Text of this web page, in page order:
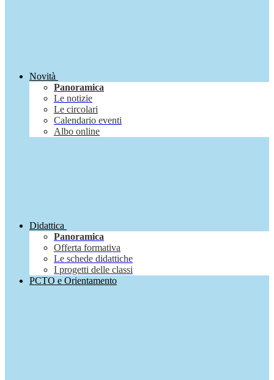
Novità
Panoramica
Le notizie
Le circolari
Calendario eventi
Albo online
Didattica
Panoramica
Offerta formativa
Le schede didattiche
I progetti delle classi
PCTO e Orientamento